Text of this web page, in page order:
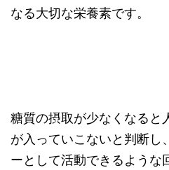
なる大切な栄養素です。
糖質の摂取が少なくなると
が入っていこないと判断し
ーとして活動できるような